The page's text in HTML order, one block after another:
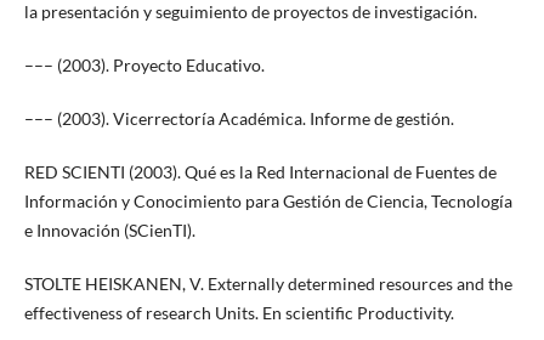
la presentación y seguimiento de proyectos de investigación.
––– (2003). Proyecto Educativo.
––– (2003). Vicerrectoría Académica. Informe de gestión.
RED SCIENTI (2003). Qué es la Red Internacional de Fuentes de
Información y Conocimiento para Gestión de Ciencia, Tecnología
e Innovación (SCienTI).
STOLTE HEISKANEN, V. Externally determined resources and the
effectiveness of research Units. En scientific Productivity.